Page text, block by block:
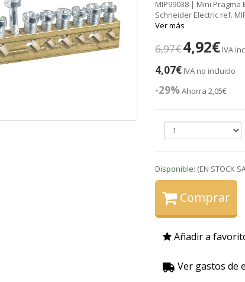
MIP99038 | Mini
Schneider Electric ref.
Ver más
6,97€4,92€ IVA
4,07€ IVA no incluido
-29%Ahorra 2,05€
Disponible: (EN STOCK
Comprar
Añadir a
Ver gastos de